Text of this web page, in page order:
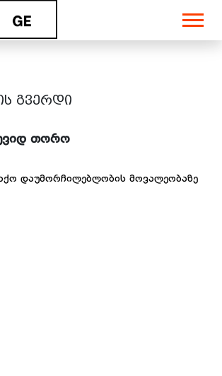
გვერდი
თორო
დაუმორჩილებლობის მოვალეობაზე